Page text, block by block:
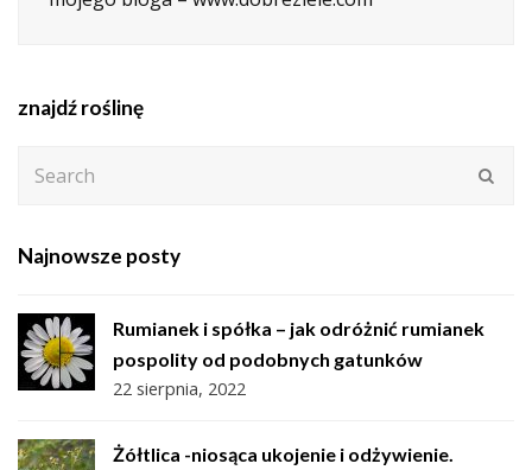
znajdź roślinę
Najnowsze posty
Rumianek i spółka – jak odróżnić rumianek
pospolity od podobnych gatunków
22 sierpnia, 2022
Żółtlica -niosąca ukojenie i odżywienie.